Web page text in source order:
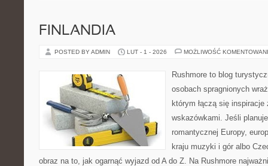
FINLANDIA
POSTED BY ADMIN LUT - 1 - 2026 MOŻLIWOŚĆ
Rushmore to blog
osobach spragnionych
którym łączą się
wskazówkami. Jeśli
romantycznej Europy,
kraju muzyki i gór albo
obraz na to, jak ogarnąć wyjazd od A do Z. Na Rushmore